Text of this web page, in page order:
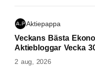
Aktiepappa
Veckans Bästa
Aktiebloggar Vecka
2 aug, 2026